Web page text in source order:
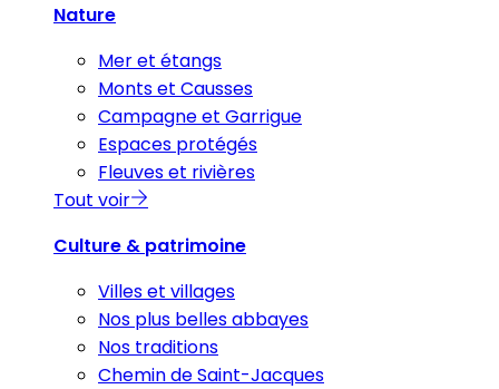
Nature
Mer et étangs
Monts et Causses
Campagne et Garrigue
Espaces protégés
Fleuves et rivières
Tout voir
Culture & patrimoine
Villes et villages
Nos plus belles abbayes
Nos traditions
Chemin de Saint-Jacques